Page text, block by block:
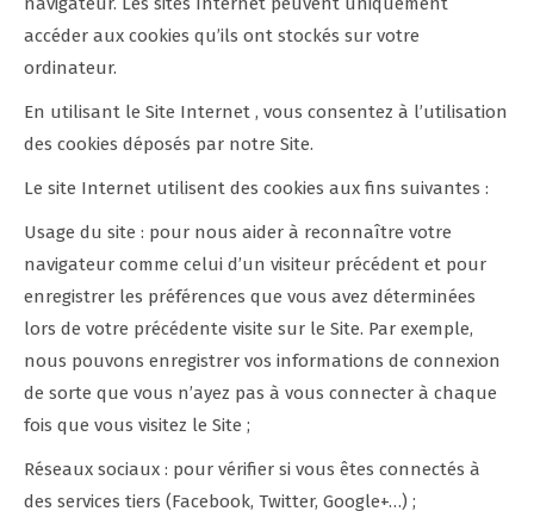
accéder aux cookies qu’ils ont stockés sur votre
ordinateur.
En utilisant le Site Internet , vous consentez à l’utilisation
des cookies déposés par notre Site.
Le site Internet utilisent des cookies aux fins suivantes :
Usage du site : pour nous aider à reconnaître votre
navigateur comme celui d’un visiteur précédent et pour
enregistrer les préférences que vous avez déterminées
lors de votre précédente visite sur le Site. Par exemple,
nous pouvons enregistrer vos informations de connexion
de sorte que vous n’ayez pas à vous connecter à chaque
fois que vous visitez le Site ;
Réseaux sociaux : pour vérifier si vous êtes connectés à
des services tiers (Facebook, Twitter, Google+…) ;